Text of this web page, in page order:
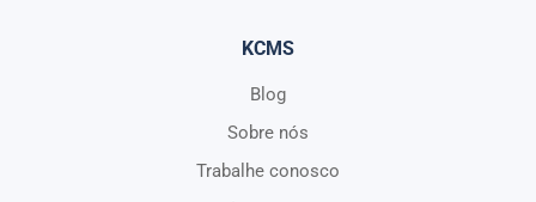
KCMS
Blog
Sobre nós
Trabalhe conosco